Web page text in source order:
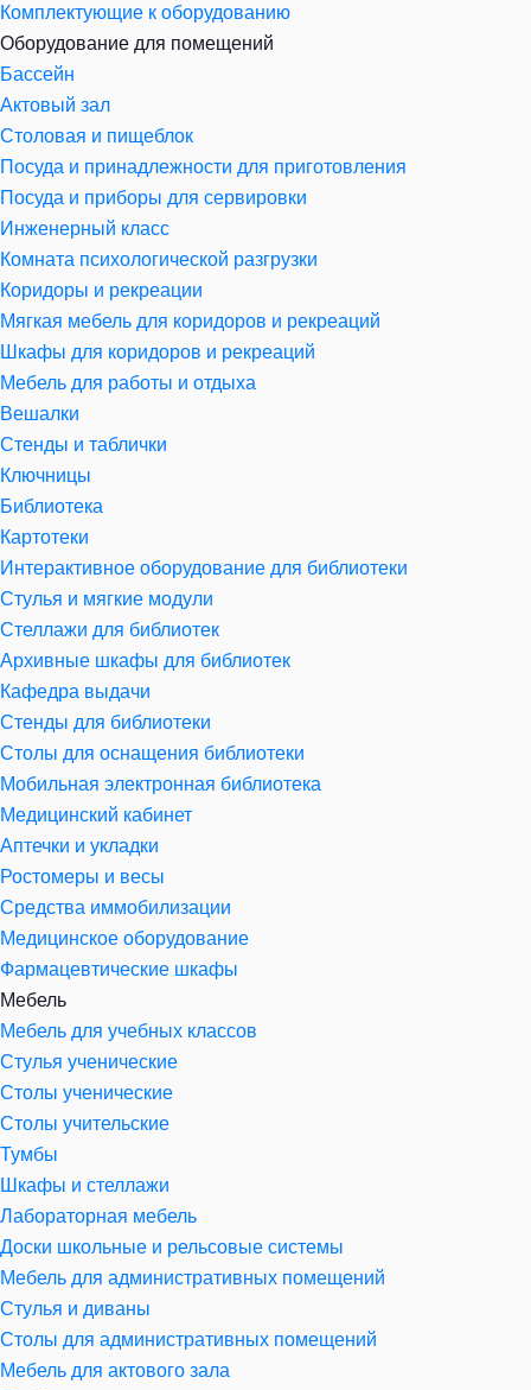
Комплектующие к оборудованию
Оборудование для помещений
Бассейн
Актовый зал
Столовая и пищеблок
Посуда и принадлежности для приготовления
Посуда и приборы для сервировки
Инженерный класс
Комната психологической разгрузки
Коридоры и рекреации
Мягкая мебель для коридоров и рекреаций
Шкафы для коридоров и рекреаций
Мебель для работы и отдыха
Вешалки
Стенды и таблички
Ключницы
Библиотека
Картотеки
Интерактивное оборудование для библиотеки
Стулья и мягкие модули
Стеллажи для библиотек
Архивные шкафы для библиотек
Кафедра выдачи
Стенды для библиотеки
Столы для оснащения библиотеки
Мобильная электронная библиотека
Медицинский кабинет
Аптечки и укладки
Ростомеры и весы
Средства иммобилизации
Медицинское оборудование
Фармацевтические шкафы
Мебель
Мебель для учебных классов
Стулья ученические
Столы ученические
Столы учительские
Тумбы
Шкафы и стеллажи
Лабораторная мебель
Доски школьные и рельсовые системы
Мебель для административных помещений
Стулья и диваны
Столы для административных помещений
Мебель для актового зала